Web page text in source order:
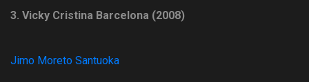
3. Vicky Cristina Barcelona (2008)
Jimo Moreto Santuoka